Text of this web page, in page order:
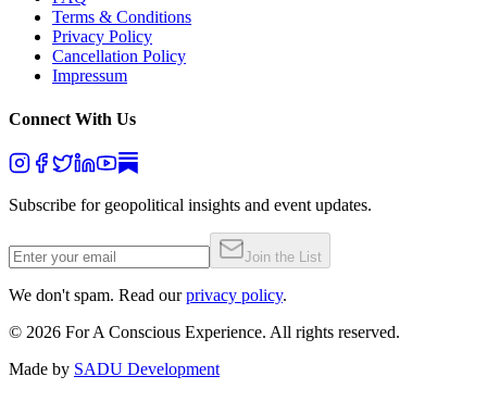
Terms & Conditions
Privacy Policy
Cancellation Policy
Impressum
Connect With Us
Subscribe for geopolitical insights and event updates.
Join the List
We don't spam. Read our privacy policy.
© 2026 For A Conscious Experience. All rights reserved.
Made by SADU Development